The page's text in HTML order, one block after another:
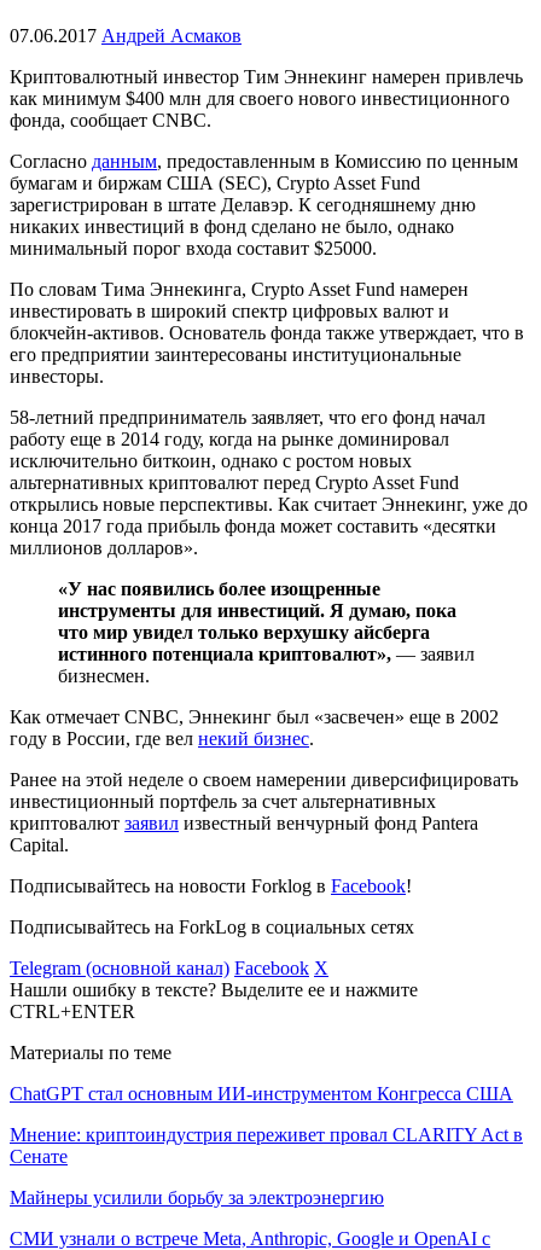
07.06.2017 Андрей Асмаков
Криптовалютный инвестор Тим Эннекинг намерен привлечь
как минимум $400 млн для своего нового инвестиционного
фонда, сообщает CNBC.
Согласно данным, предоставленным в Комиссию по ценным
бумагам и биржам США (SEC), Crypto Asset Fund
зарегистрирован в штате Делавэр. К сегодняшнему дню
никаких инвестиций в фонд сделано не было, однако
минимальный порог входа составит $25000.
По словам Тима Эннекинга, Crypto Asset Fund намерен
инвестировать в широкий спектр цифровых валют и
блокчейн-активов. Основатель фонда также утверждает, что в
его предприятии заинтересованы институциональные
инвесторы.
58-летний предприниматель заявляет, что его фонд начал
работу еще в 2014 году, когда на рынке доминировал
исключительно биткоин, однако с ростом новых
альтернативных криптовалют перед Crypto Asset Fund
открылись новые перспективы. Как считает Эннекинг, уже до
конца 2017 года прибыль фонда может составить «десятки
миллионов долларов».
«У нас появились более изощренные
инструменты для инвестиций. Я думаю, пока
что мир увидел только верхушку айсберга
истинного потенциала криптовалют», — заявил
бизнесмен.
Как отмечает CNBC, Эннекинг был «засвечен» еще в 2002
году в России, где вел некий бизнес.
Ранее на этой неделе о своем намерении диверсифицировать
инвестиционный портфель за счет альтернативных
криптовалют заявил известный венчурный фонд Pantera
Capital.
Подписывайтесь на новости Forklog в Facebook!
Подписывайтесь на ForkLog в социальных сетях
Telegram (основной канал) Facebook X
Нашли ошибку в тексте? Выделите ее и нажмите
CTRL+ENTER
Материалы по теме
ChatGPT стал основным ИИ-инструментом Конгресса США
Мнение: криптоиндустрия переживет провал CLARITY Act в
Сенате
Майнеры усилили борьбу за электроэнергию
СМИ узнали о встрече Meta, Anthropic, Google и OpenAI с